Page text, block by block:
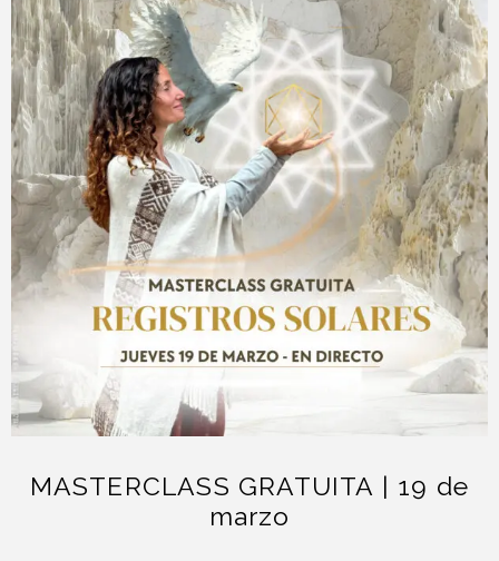
MASTERCLASS GRATUITA | 19 de
marzo